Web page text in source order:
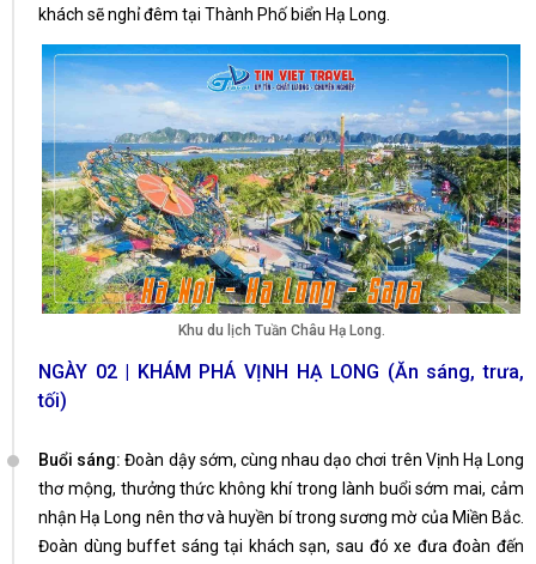
khách sẽ nghỉ đêm tại Thành Phố biển Hạ Long.
Khu du lịch Tuần Châu Hạ Long.
NGÀY 02 | KHÁM PHÁ VỊNH HẠ LONG (Ăn sáng, trưa,
tối)
Buổi sáng: Đoàn dậy sớm, cùng nhau dạo chơi trên Vịnh Hạ Long
thơ mộng, thưởng thức không khí trong lành buổi sớm mai, cảm
nhận Hạ Long nên thơ và huyền bí trong sương mờ của Miền Bắc.
Đoàn dùng buffet sáng tại khách sạn, sau đó xe đưa đoàn đến